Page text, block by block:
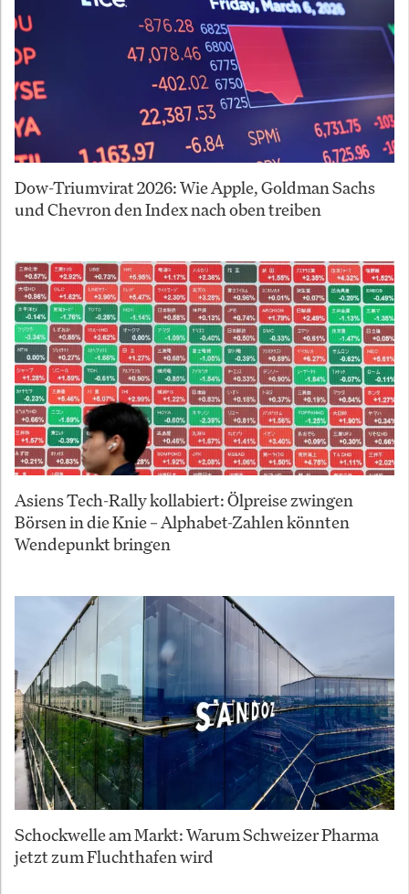
Dow-Triumvirat 2026: Wie Apple, Goldman Sachs
und Chevron den Index nach oben treiben
Asiens Tech-Rally kollabiert: Ölpreise zwingen
Börsen in die Knie – Alphabet-Zahlen könnten
Wendepunkt bringen
Schockwelle am Markt: Warum Schweizer Pharma
jetzt zum Fluchthafen wird